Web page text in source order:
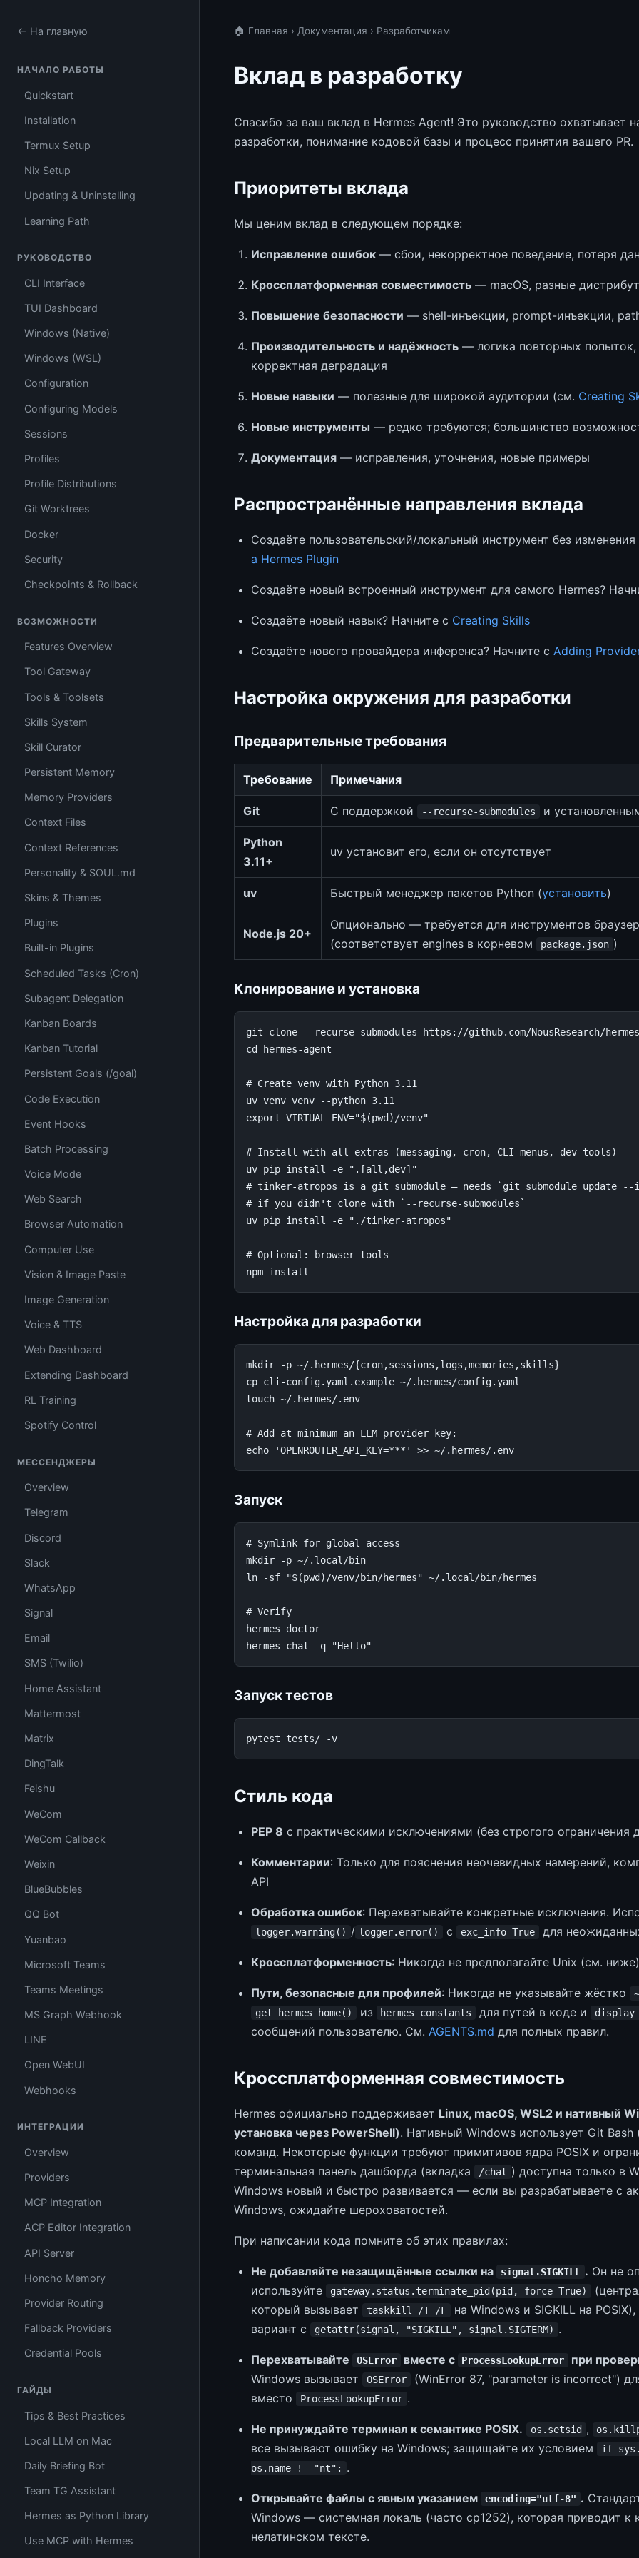
← На главную
НАЧАЛО РАБОТЫ
Quickstart
Installation
Termux Setup
Nix Setup
Updating & Uninstalling
Learning Path
РУКОВОДСТВО
CLI Interface
TUI Dashboard
Windows (Native)
Windows (WSL)
Configuration
Configuring Models
Sessions
Profiles
Profile Distributions
Git Worktrees
Docker
Security
Checkpoints & Rollback
ВОЗМОЖНОСТИ
Features Overview
Tool Gateway
Tools & Toolsets
Skills System
Skill Curator
Persistent Memory
Memory Providers
Context Files
Context References
Personality & SOUL.md
Skins & Themes
Plugins
Built-in Plugins
Scheduled Tasks (Cron)
Subagent Delegation
Kanban Boards
Kanban Tutorial
Persistent Goals (/goal)
Code Execution
Event Hooks
Batch Processing
Voice Mode
Web Search
Browser Automation
Computer Use
Vision & Image Paste
Image Generation
Voice & TTS
Web Dashboard
Extending Dashboard
RL Training
Spotify Control
МЕССЕНДЖЕРЫ
Overview
Telegram
Discord
Slack
WhatsApp
Signal
Email
SMS (Twilio)
Home Assistant
Mattermost
Matrix
DingTalk
Feishu
WeCom
WeCom Callback
Weixin
BlueBubbles
QQ Bot
Yuanbao
Microsoft Teams
Teams Meetings
MS Graph Webhook
LINE
Open WebUI
Webhooks
ИНТЕГРАЦИИ
Overview
Providers
MCP Integration
ACP Editor Integration
API Server
Honcho Memory
Provider Routing
Fallback Providers
Credential Pools
ГАЙДЫ
Tips & Best Practices
Local LLM on Mac
Daily Briefing Bot
Team TG Assistant
Hermes as Python Library
Use MCP with Hermes
🏠 Главная › Документация › Разработчикам
Вклад в разработку
Спасибо за ваш вклад в Hermes Agent! Это руководство охватывает
разработки, понимание кодовой базы и процесс принятия вашего PR.
Приоритеты вклада
Мы ценим вклад в следующем порядке:
Исправление ошибок — сбои, некорректное поведение, потеря
Кроссплатформенная совместимость — macOS, разные
Повышение безопасности — shell-инъекции, prompt-инъекции,
Производительность и надёжность — логика повторных
корректная деградация
Новые навыки — полезные для широкой аудитории (см. Creating
Новые инструменты — редко требуются; большинство
Документация — исправления, уточнения, новые примеры
Распространённые направления вклада
Создаёте пользовательский/локальный инструмент без
a Hermes Plugin
Создаёте новый встроенный инструмент для самого Hermes?
Создаёте новый навык? Начните с Creating Skills
Создаёте нового провайдера инференса? Начните с Adding
Настройка окружения для разработки
Предварительные требования
Требование Примечания
Git С поддержкой --recurse-submodules и
Python
3.11+
uv установит его, если он отсутствует
uv Быстрый менеджер пакетов Python (установить)
Node.js 20+
Опционально — требуется для инструментов
(соответствует engines в корневом
package.json )
Клонирование и установка
git clone --recurse-submodules https://github.com/NousResearch/
cd hermes-agent
# Create venv with Python 3.11
uv venv venv --python 3.11
export VIRTUAL_ENV="$(pwd)/venv"
# Install with all extras (messaging, cron, CLI menus, dev tools)
uv pip install -e ".[all,dev]"
# tinker-atropos is a git submodule — needs `git submodule
# if you didn't clone with `--recurse-submodules`
uv pip install -e "./tinker-atropos"
# Optional: browser tools
Настройка для разработки
mkdir -p ~/.hermes/{cron,sessions,logs,memories,skills}
cp cli-config.yaml.example ~/.hermes/config.yaml
touch ~/.hermes/.env
# Add at minimum an LLM provider key:
Запуск
# Symlink for global access
mkdir -p ~/.local/bin
ln -sf "$(pwd)/venv/bin/hermes" ~/.local/bin/hermes
# Verify
hermes doctor
Запуск тестов
Стиль кода
PEP 8 с практическими исключениями (без строгого ограничения
Комментарии: Только для пояснения неочевидных намерений,
API
Обработка ошибок: Перехватывайте конкретные исключения.
logger.warning() / logger.error() с exc_info=True для
Кроссплатформенность: Никогда не предполагайте Unix (см. ниже)
Пути, безопасные для профилей: Никогда не указывайте жёстко
get_hermes_home() из hermes_constants для путей в коде и
сообщений пользователю. См. AGENTS.md для полных правил.
Кроссплатформенная совместимость
Hermes официально поддерживает Linux, macOS, WSL2 и нативный
установка через PowerShell). Нативный Windows использует Git Bash
команд. Некоторые функции требуют примитивов ядра POSIX и
терминальная панель дашборда (вкладка
/chat ) доступна только в
Windows новый и быстро развивается — если вы разрабатываете с
Windows, ожидайте шероховатостей.
При написании кода помните об этих правилах:
Не добавляйте незащищённые ссылки на signal.SIGKILL . Он не
используйте
gateway.status.terminate_pid(pid, force=True)
который вызывает
taskkill /T /F
на Windows и SIGKILL на
вариант с
getattr(signal, "SIGKILL", signal.SIGTERM) .
Перехватывайте OSError вместе с ProcessLookupError при
Windows вызывает
OSError
(WinError 87, "parameter is incorrect")
вместо
ProcessLookupError .
Не принуждайте терминал к семантике POSIX. os.setsid ,
все вызывают ошибку на Windows; защищайте их условием
if
os.name != "nt":
.
Открывайте файлы с явным указанием encoding="utf-8" .
Windows — системная локаль (часто cp1252), которая приводит к
нелатинском тексте.